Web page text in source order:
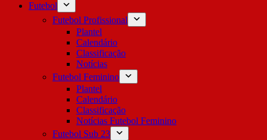
Futebol
Futebol Profissional
Plantel
Calendário
Classificação
Notícias
Futebol Feminino
Plantel
Calendário
Classificação
Notícias Futebol Feminino
Futebol Sub 23